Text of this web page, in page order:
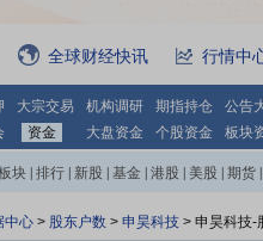
全球财经快讯 行情中
大宗交易 机构调研 期指持仓
公告
资金 大盘资金 个股资金 板块
块 排行 新股 基金 港股 美股 期货
中心 > 股东户数 > 申昊科技 > 申昊科技-